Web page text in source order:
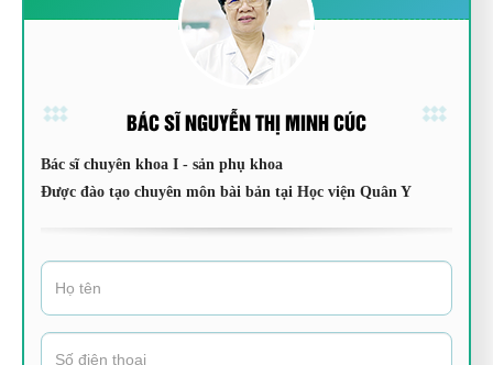
BÁC SĨ NGUYỄN THỊ MINH CÚC
Bác sĩ chuyên khoa I - sản phụ khoa
Được đào tạo chuyên môn bài bản tại Học viện Quân Y